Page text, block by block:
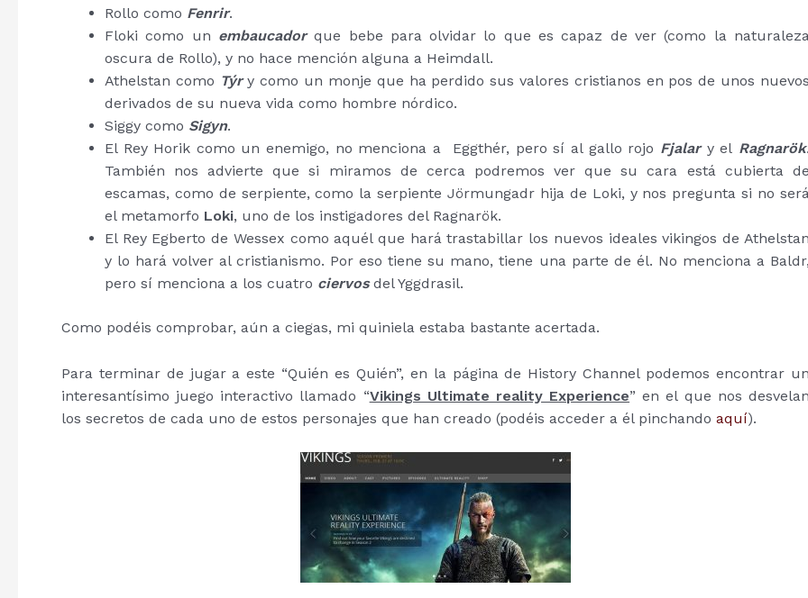
Rollo como Fenrir.
Floki como un embaucador que bebe para olvidar lo que es capaz de ver (como la
oscura de Rollo), y no hace mención alguna a Heimdall.
Athelstan como Týry como un monje que ha perdido sus valores cristianos en pos de unos nuevos
derivados de su nueva vida como hombre nórdico.
Siggy como Sigyn.
El Rey Horik como un enemigo, no menciona a Eggthér, pero sí al gallo rojo Fjalary el
También nos advierte que si miramos de cerca podremos ver que su cara está cubierta de
escamas, como de serpiente, como la serpiente Jörmungadr hija de Loki, y nos pregunta si no
el metamorfo Loki, uno de los instigadores del Ragnarök.
El Rey Egberto de Wessex como aquél que hará trastabillar los nuevos ideales vikingos de Athelstan
y lo hará volver al cristianismo. Por eso tiene su mano, tiene una parte de él. No menciona a Baldr,
pero sí menciona a los cuatro ciervos del Yggdrasil.
Como podéis comprobar, aún a ciegas, mi quiniela estaba bastante acertada.
Para terminar de jugar a este “Quién es Quién”, en la página de History Channel podemos encontrar un
interesantísimo juego interactivo llamado “Vikings Ultimate reality Experience” en el que nos desvelan
los secretos de cada uno de estos personajes que han creado (podéis acceder a él pinchando aquí).